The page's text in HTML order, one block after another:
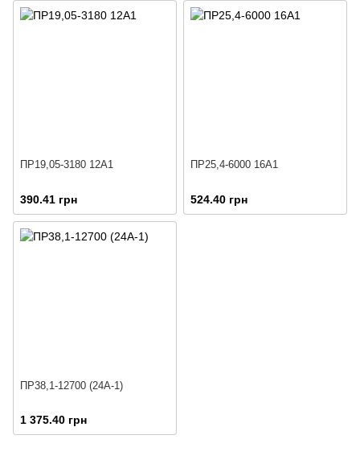
ПР19,05-3180 12A1
390.41 грн
ПР25,4-6000 16A1
524.40 грн
ПР38,1-12700 (24A-1)
1 375.40 грн